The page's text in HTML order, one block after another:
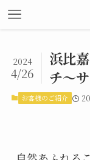
浜比
チ〜
2024
4/26
お客様のご紹介